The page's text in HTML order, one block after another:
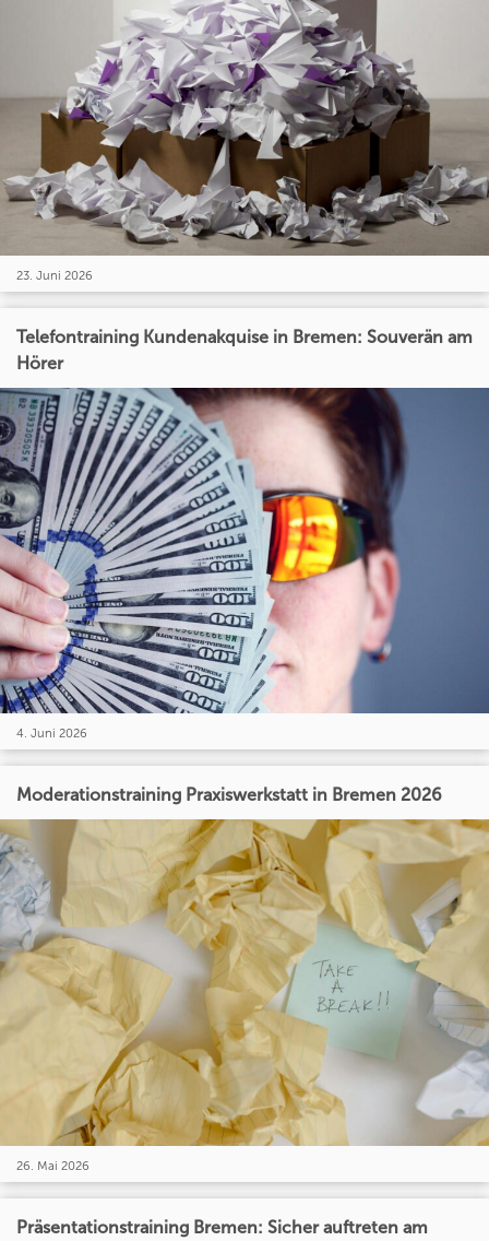
23. Juni 2026
Telefontraining Kundenakquise in Bremen: Souverän am
Hörer
4. Juni 2026
Moderationstraining Praxiswerkstatt in Bremen 2026
26. Mai 2026
Präsentationstraining Bremen: Sicher auftreten am